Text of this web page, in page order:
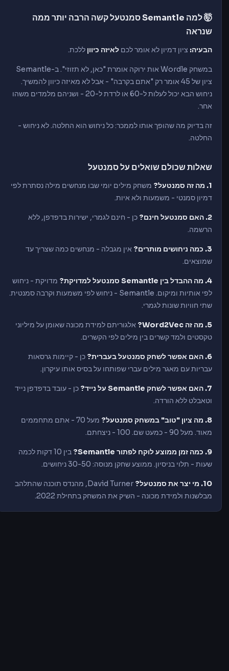
🤯 למה Semantle סמנטעל קשה הרבה יותר ממה
שנראה
הבעיה: ציון דמיון לא אומר לכם לאיזה כיוון ללכת.
במשחק Wordle אות ירוקה אומרת "כאן, לא תזוזי". ב-Semantle
ציון של 45 אומר רק "אתם בקרבה" - אבל לא מאיזה כיוון להמשיך.
ניחוש הבא יכול לעלות ל-60 או לרדת ל-20 - ושניהם מלמדים משהו
אחר.
זה בדיוק מה שהופך אותו לממכר: כל ניחוש הוא החלטה. לא ניחוש -
החלטה.
שאלות שכולם שואלים על סמנטעל
1. מה זה סמנטעל?
משחק מילים יומי שבו מנחשים מילה נסתרת לפי
דמיון סמנטי - משמעות ולא איות.
2. האם סמנטעל חינם?
כן - חינם לגמרי, ישירות בדפדפן, ללא
הרשמה.
3. כמה ניחושים מותרים?
אין מגבלה - מנחשים כמה שצריך עד
שמוצאים.
4. מה ההבדל בין Semantle סמנטעל למדויקת?
מדויקת - ניחוש
לפי אותיות ומיקום. Semantle - ניחוש לפי משמעות וקרבה סמנטית.
שתי חוויות שונות לגמרי.
5. מה זה Word2Vec?
אלגוריתם למידת מכונה שאומן על מיליוני
טקסטים ולמד קשרים בין מילים לפי הקשרים.
6. האם אפשר לשחק סמנטעל בעברית?
כן - קיימות גרסאות
עבריות עם מאגר מילים עברי שפותחו על בסיס אותו עיקרון.
7. האם אפשר לשחק Semantle על נייד?
כן - עובד בדפדפן נייד
וטאבלט ללא הורדה.
8. מה ציון "טוב" במשחק סמנטעל?
מעל 70 - אתם מתחממים
מאוד. מעל 90 - כמעט שם. 100 - ניצחתם.
9. כמה זמן ממוצע לוקח לפתור Semantle?
בין 10 דקות לכמה
שעות - תלוי בניסיון. ממוצע שחקן מנוסה: 30-50 ניחושים.
10. מי יצר את סמנטעל?
David Turner, מהנדס תוכנה שהתלהב
מבלשנות ולמידת מכונה - השיק את המשחק בתחילת 2022.